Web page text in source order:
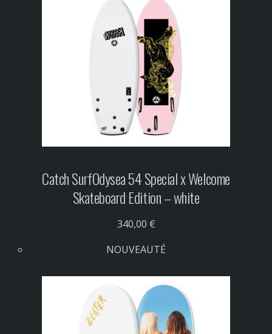
Catch SurfOdysea 54 Special x Welcome
Skateboard Edition – white
340,00 €
NOUVEAUTÉ